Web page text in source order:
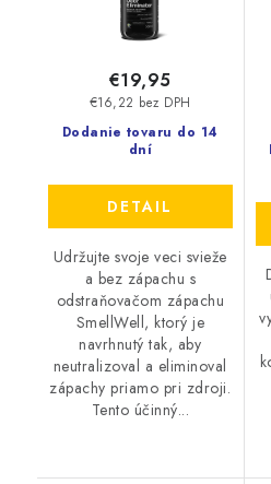
Dodanie tovaru do 14
dní
€16,22 bez DPH
€19,95
DETAIL
Udržujte svoje veci svieže
a bez zápachu s
odstraňovačom zápachu
SmellWell, ktorý je
navrhnutý tak, aby
neutralizoval a eliminoval
zápachy priamo pri zdroji.
Tento účinný...